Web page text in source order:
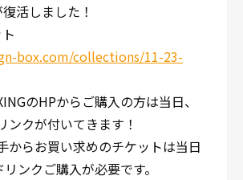
活しました！
box.com/collections/11-23-
のHPからご購入の方は当日、
ンクが付いてきます！
からお買い求めのチケットは当日
ンクご購入が必要です。